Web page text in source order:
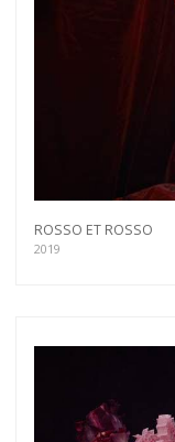
ROSSO ET ROSSO
2019